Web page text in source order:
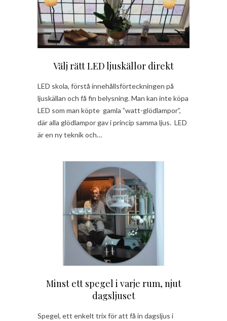
Välj rätt LED ljuskällor direkt
LED skola, förstå innehållsförteckningen på
ljuskällan och få fin belysning. Man kan inte köpa
LED som man köpte gamla ”watt-glödlampor”,
där alla glödlampor gav i princip samma ljus. LED
är en ny teknik och…
Minst ett spegel i varje rum, njut
dagsljuset
Spegel, ett enkelt trix för att få in dagsljus i